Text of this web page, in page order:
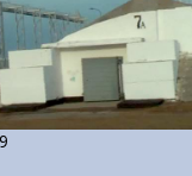
SK 39